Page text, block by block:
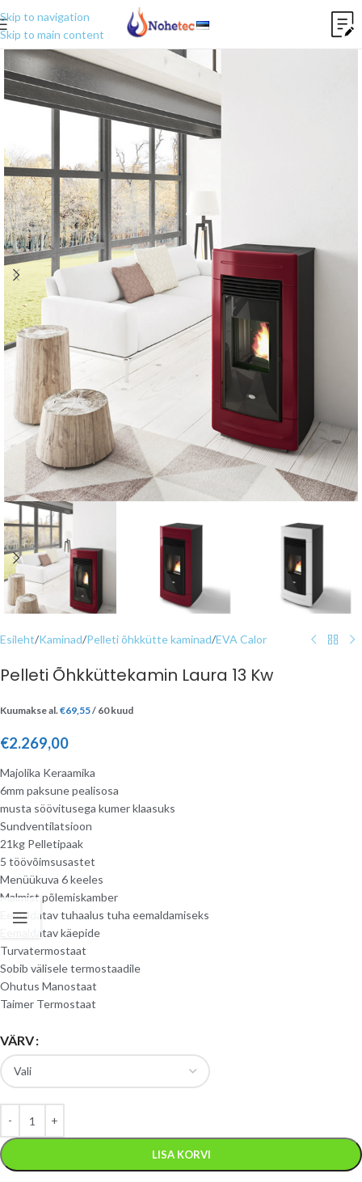
Skip to navigation
Skip to main content
Esileht/Kaminad/Pelleti õhkkütte kaminad/EVA Calor
Pelleti Õhkküttekamin Laura 13 Kw
Kuumakse al. €69,55/ 60 kuud
€2.269,00
Majolika Keraamika
6mm paksune pealisosa
musta söövitusega kumer klaasuks
Sundventilatsioon
21kg Pelletipaak
5 töövõimsusastet
Menüükuva 6 keeles
Malmist põlemiskamber
Eemaldatav tuhaalus tuha eemaldamiseks
Eemaldatav käepide
Turvatermostaat
Sobib välisele termostaadile
Ohutus Manostaat
Taimer Termostaat
VÄRV
LISA KORVI